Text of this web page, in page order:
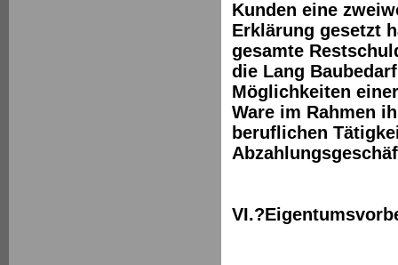
Kunden eine
Erklärung gesetzt
gesamte
die Lang
Möglichkeiten
Ware im Rahmen
beruflichen